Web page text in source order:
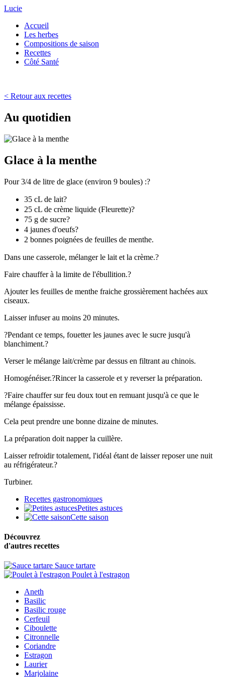
Lucie
Accueil
Les herbes
Compositions de saison
Recettes
Côté Santé
< Retour aux recettes
Au quotidien
Glace à la menthe
Pour 3/4 de litre de glace (environ 9 boules) :?
35 cL de lait?
25 cL de crème liquide (Fleurette)?
75 g de sucre?
4 jaunes d'oeufs?
2 bonnes poignées de feuilles de menthe.
Dans une casserole, mélanger le lait et la crème.?
Faire chauffer à la limite de l'ébullition.?
Ajouter les feuilles de menthe fraiche grossièrement hachées aux
ciseaux.
Laisser infuser au moins 20 minutes.
?Pendant ce temps, fouetter les jaunes avec le sucre jusqu'à
blanchiment.?
Verser le mélange lait/crème par dessus en filtrant au chinois.
Homogénéiser.?Rincer la casserole et y reverser la préparation.
?Faire chauffer sur feu doux tout en remuant jusqu'à ce que le
mélange épaississe.
Cela peut prendre une bonne dizaine de minutes.
La préparation doit napper la cuillère.
Laisser refroidir totalement, l'idéal étant de laisser reposer une nuit
au réfrigérateur.?
Turbiner.
Recettes gastronomiques
Petites astuces
Cette saison
Découvrez
d'autres recettes
Sauce tartare
Poulet à l'estragon
Aneth
Basilic
Basilic rouge
Cerfeuil
Ciboulette
Citronnelle
Coriandre
Estragon
Laurier
Marjolaine